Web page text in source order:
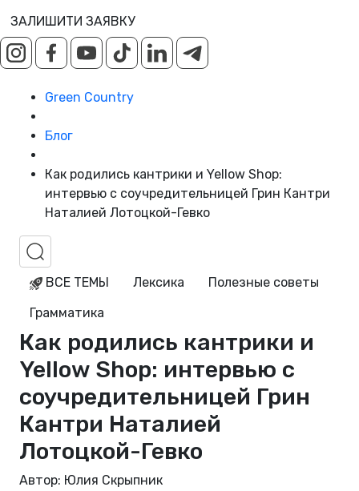
ЗАЛИШИТИ ЗАЯВКУ
Green Country
Блог
Как родились кантрики и Yellow Shop:
интервью с соучредительницей Грин Кантри
Наталией Лотоцкой-Гевко
ВСЕ ТЕМЫ Лексика
Полезные советы
Грамматика
Как родились кантрики и
Yellow Shop: интервью с
соучредительницей Грин
Кантри Наталией
Лотоцкой-Гевко
Автор: Юлия Скрыпник